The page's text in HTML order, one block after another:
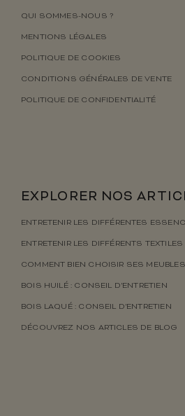
QUI SOMMES-NOUS ?
MENTIONS LÉGALES
POLITIQUE DE COOKIES
CONDITIONS GÉNÉRALES DE VENTE
POLITIQUE DE CONFIDENTIALITÉ
EXPLORER NOS
ENTRETENIR LES DIFFÉRENTES
ENTRETENIR LES DIFFÉRENTS TEXTILES
COMMENT BIEN CHOISIR SES
BOIS HUILÉ : CONSEIL D’ENTRETIEN
BOIS LAQUÉ : CONSEIL D’ENTRETIEN
DÉCOUVREZ NOS ARTICLES DE BLOG